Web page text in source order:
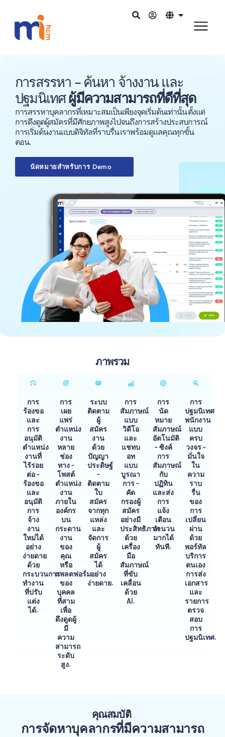
การสรรหา - ค้นหา จ้างงาน และ
ปฐมนิเทศผู้มีความสามารถที่ดีที่สุด
การสรรหาบุคลากรที่เหมาะสมเป็นเพียงจุดเริ่มต้นเท่านั้น ตั้งแต่
การดึงดูดผู้สมัครที่มีศักยภาพสูงไปจนถึงการสร้างประสบการณ์
การเริ่มต้นงานแบบดิจิทัลที่ราบรื่น เราพร้อมดูแลคุณทุกขั้น
ตอน.
นัดหมายสำหรับการ Demo
ภาพรวม
การ
ร้องขอ
และ
การ
อนุมัติ
ตำแหน่ง
งานที่
ไร้รอย
ต่อ -
ร้องขอ
และ
อนุมัติ
การ
จ้าง
งาน
ใหม่ได้
อย่าง
ง่ายดาย
ด้วย
กระบวนการ
ทำงาน
ที่ปรับ
แต่ง
ได้.
การ
เผย
แพร่
ตำแหน่ง
งาน
หลาย
ช่อง
ทาง -
โพสต์
ตำแหน่ง
งาน
ภายใน
องค์กร
บน
กระดาน
งาน
ของ
คุณ
หรือ
แพลตฟอร์ม
ของ
บุคคล
ที่สาม
เพื่อ
ดึงดูดผู้
มี
ความ
สามารถ
ระดับ
สูง.
ระบบ
ติดตาม
ผู้
สมัคร
งาน
ด้วย
ปัญญา
ประดิษฐ์
-
ติดตาม
ใบ
สมัคร
จากทุก
แหล่ง
และ
จัดการ
ผู้
สมัคร
ได้
อย่าง
ง่ายดาย.
การ
สัมภาษณ์
แบบ
วิดีโอ
และ
แชทบ
อท
แบบ
บูรณา
การ -
คัด
กรองผู้
สมัคร
อย่างมี
ประสิทธิภาพ
ด้วย
เครื่อง
มือ
สัมภาษณ์
ที่ขับ
เคลื่อน
ด้วย
AI.
การ
นัด
หมาย
สัมภาษณ์
อัตโนมัติ
- ซิงค์
การ
สัมภาษณ์
กับ
ปฏิทิน
และส่ง
การ
แจ้ง
เตือน
จำนวน
มากได้
ทันที.
การ
ปฐมนิเทศ
พนักงาน
แบบ
ครบ
วงจร -
มั่นใจ
ใน
ความ
ราบ
รื่น
ของ
การ
เปลี่ยน
ผ่าน
ด้วย
พอร์ทัล
บริการ
ตนเอง
การส่ง
เอกสาร
และ
รายการ
ตรวจ
สอบ
การ
ปฐมนิเทศ.
คุณสมบัติ
การจัดหาบุคลากรที่มีความสามารถ